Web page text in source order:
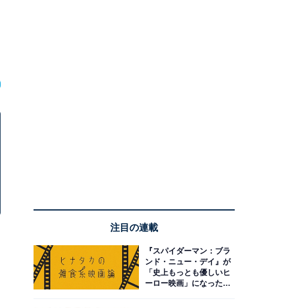
注目の連載
『スパイダーマン：ブラ
ンド・ニュー・デイ』が
「史上もっとも優しいヒ
ーロー映画」になった理